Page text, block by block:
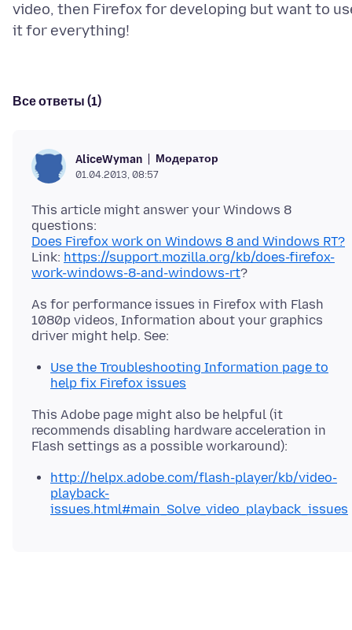
video, then Firefox for developing but want to
Все ответы (1)
AliceWyman Модератор
01.04.2013, 08:57
This article might answer your Windows 8
Does Firefox work on Windows 8 and Windows RT?
Link: https://support.mozilla.org/kb/does-firefox-
work-windows-8-and-windows-rt
As for performance issues in Firefox with Flash
1080p videos, Information about your graphics
Use the Troubleshooting Information page to
help fix Firefox issues
This Adobe page might also be helpful (it
recommends disabling hardware acceleration in
http://helpx.adobe.com/flash-player/kb/video-
playback-
issues.html#main_Solve_video_playback_issues